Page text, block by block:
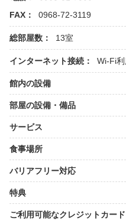
FAX：
0968-72-3119
総部屋数： 13室
インターネット接続： Wi-Fi
館内の設備
部屋の設備・備品
サービス
食事場所
バリアフリー対応
特典
ご利用可能なクレジットカード